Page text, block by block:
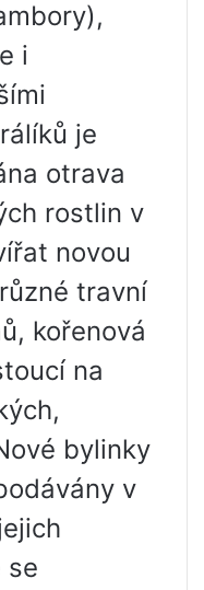
i
je
otrava
rostlin v
novou
travní
kořenová
na
bylinky
v
se